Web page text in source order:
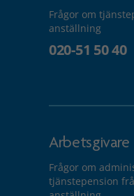
Frågor om
anställning
020-51 50 40
Arbetsgivare
Frågor om
tjänstepension